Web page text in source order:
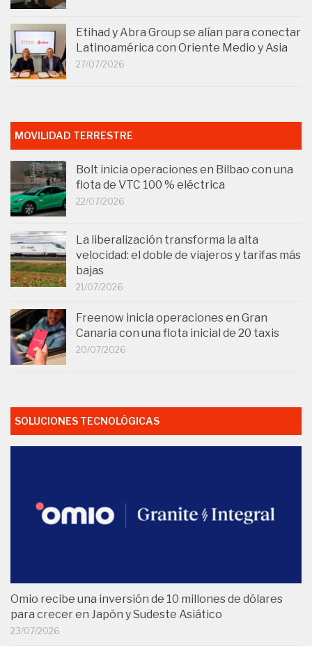
Etihad y Abra Group se alían para conectar
Latinoamérica con Oriente Medio y Asia
27/07/2026
MOVILIDAD TERRESTRE
Bolt inicia operaciones en Bilbao con una
flota de VTC 100 % eléctrica
22/07/2026
La liberalización transforma la alta
velocidad: el doble de viajeros y tarifas más
bajas
21/07/2026
Freenow inicia operaciones en Gran
Canaria con una flota inicial de 20 taxis
20/07/2026
SOLUCIONES TECNOLÓGICAS
Omio recibe una inversión de 10 millones de dólares
para crecer en Japón y Sudeste Asiático
23/07/2026